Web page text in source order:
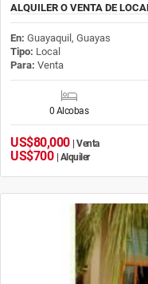
ALQUILER O VENTA DE
En: Guayaquil, Guayas
Tipo: Local
Para: Venta
0 Alcobas
US$80,000 | Venta
US$700 | Alquiler